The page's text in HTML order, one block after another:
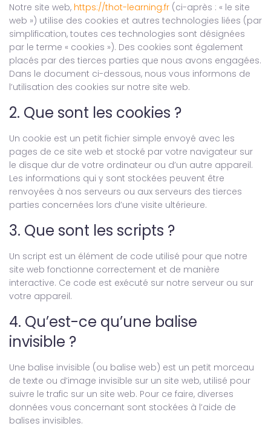
Notre site web, https://thot-learning.fr (ci-après : « le site
web ») utilise des cookies et autres technologies liées (par
simplification, toutes ces technologies sont désignées
par le terme « cookies »). Des cookies sont également
placés par des tierces parties que nous avons engagées.
Dans le document ci-dessous, nous vous informons de
l’utilisation des cookies sur notre site web.
2. Que sont les cookies ?
Un cookie est un petit fichier simple envoyé avec les
pages de ce site web et stocké par votre navigateur sur
le disque dur de votre ordinateur ou d’un autre appareil.
Les informations qui y sont stockées peuvent être
renvoyées à nos serveurs ou aux serveurs des tierces
parties concernées lors d’une visite ultérieure.
3. Que sont les scripts ?
Un script est un élément de code utilisé pour que notre
site web fonctionne correctement et de manière
interactive. Ce code est exécuté sur notre serveur ou sur
votre appareil.
4. Qu’est-ce qu’une balise
invisible ?
Une balise invisible (ou balise web) est un petit morceau
de texte ou d’image invisible sur un site web, utilisé pour
suivre le trafic sur un site web. Pour ce faire, diverses
données vous concernant sont stockées à l’aide de
balises invisibles.